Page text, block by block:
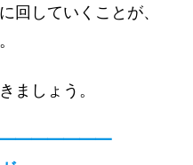
回していくことが、
ましょう。